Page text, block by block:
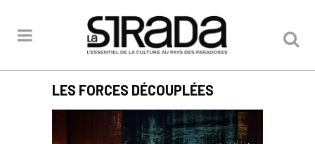
LES FORCES DÉCOUPLÉES